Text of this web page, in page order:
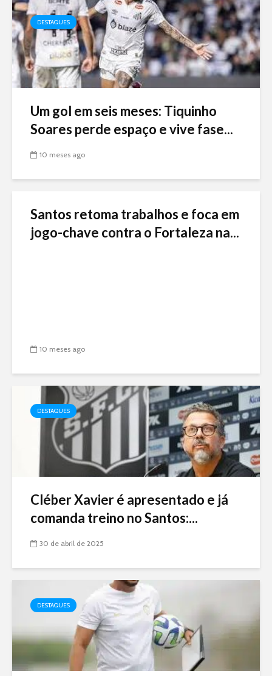
DESTAQUES
Um gol em seis meses: Tiquinho
Soares perde espaço e vive fase...
10 meses ago
Santos retoma trabalhos e foca em
jogo-chave contra o Fortaleza na...
10 meses ago
DESTAQUES
Cléber Xavier é apresentado e já
comanda treino no Santos:...
30 de abril de 2025
DESTAQUES